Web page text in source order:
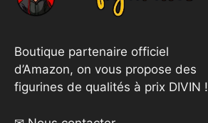
Boutique partenaire officiel
d’Amazon, on vous propose des
figurines de qualités à prix DIVIN !